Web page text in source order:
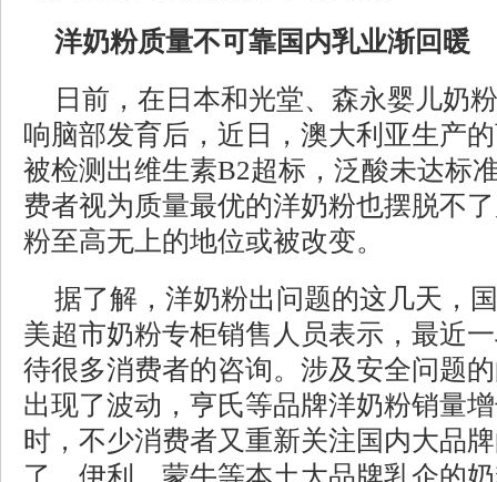
洋奶粉质量不可靠国内乳业渐回暖
日前，在日本和光堂、森永婴儿奶
响脑部发育后，近日，澳大利亚生产
被检测出维生素B2超标，泛酸未达标
费者视为质量最优的洋奶粉也摆脱不
粉至高无上的地位或被改变。
据了解，洋奶粉出问题的这几天，
美超市奶粉专柜销售人员表示，最近
待很多消费者的咨询。涉及安全问题
出现了波动，亨氏等品牌洋奶粉销量
时，不少消费者又重新关注国内大品
了，伊利、蒙牛等本土大品牌乳企的